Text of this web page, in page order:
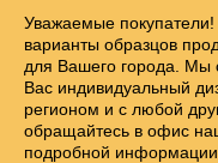
Уважаемые
варианты образцов
для Вашего города. Мы
Вас индивидуальный
регионом и с любой
обращайтесь в офис
подробной информации.